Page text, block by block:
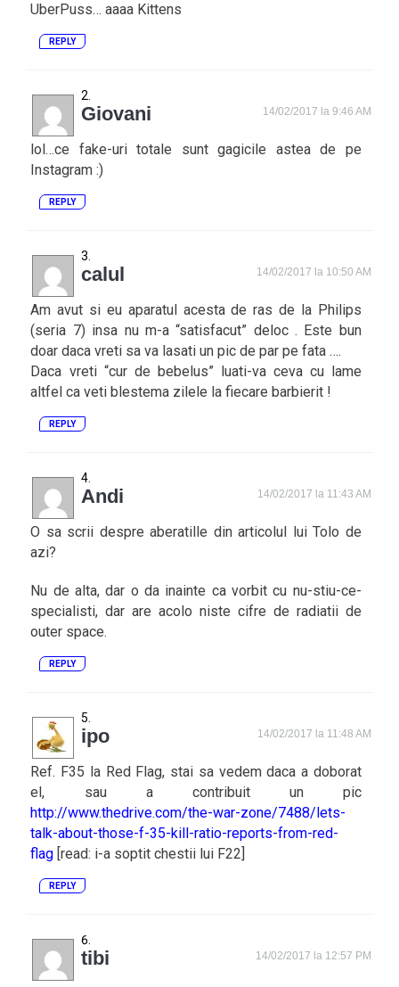
UberPuss… aaaa Kittens
REPLY
Giovani 14/02/2017 la 9:46 AM
lol…ce fake-uri totale sunt gagicile astea de pe
Instagram :)
REPLY
calul 14/02/2017 la 10:50 AM
Am avut si eu aparatul acesta de ras de la Philips
(seria 7) insa nu m-a “satisfacut” deloc . Este bun
doar daca vreti sa va lasati un pic de par pe fata ….
Daca vreti “cur de bebelus” luati-va ceva cu lame
altfel ca veti blestema zilele la fiecare barbierit !
REPLY
Andi 14/02/2017 la 11:43 AM
O sa scrii despre aberatille din articolul lui Tolo de
azi?
Nu de alta, dar o da inainte ca vorbit cu nu-stiu-ce-
specialisti, dar are acolo niste cifre de radiatii de
outer space.
REPLY
ipo 14/02/2017 la 11:48 AM
Ref. F35 la Red Flag, stai sa vedem daca a doborat
el, sau a contribuit un pic
http://www.thedrive.com/the-war-zone/7488/lets-
talk-about-those-f-35-kill-ratio-reports-from-red-
flag [read: i-a soptit chestii lui F22]
REPLY
tibi 14/02/2017 la 12:57 PM